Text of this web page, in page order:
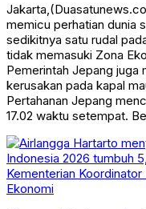
memicu perhatian dunia
sedikitnya satu rudal
tidak memasuki Zona
Pemerintah Jepang juga
kerusakan pada kapal
Pertahanan Jepang
17.02 waktu setempat.
Ekonomi